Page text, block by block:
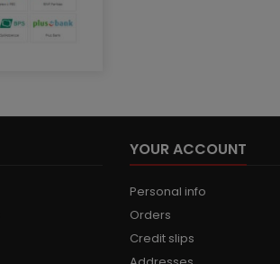
YOUR ACCOUNT
Personal info
Orders
Credit slips